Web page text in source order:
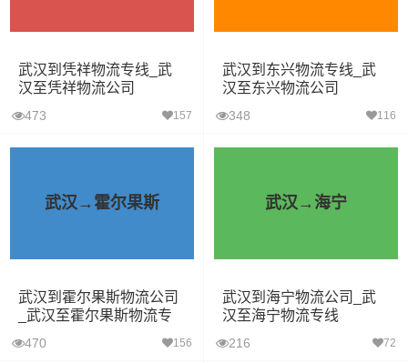
武汉到凭祥物流专线_武
汉至凭祥物流公司
473 157
武汉到东兴物流专线_武
汉至东兴物流公司
348 116
武汉→霍尔果斯
武汉到霍尔果斯物流公司
_武汉至霍尔果斯物流专
470 156
武汉→海宁
武汉到海宁物流公司_武
汉至海宁物流专线
216 72